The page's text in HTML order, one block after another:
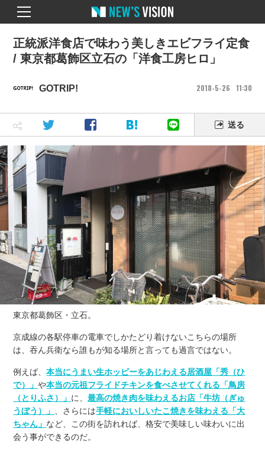
GOTRIP! 2018 5 26 11 30
正統派洋食店で味わう美しきエビフライ定食
/ 東京都葛飾区立石の「洋食工房ヒロ」
送る
東京都葛飾区・立石。
京成線の各駅停車の電車でしかたどり着けないこちらの場所
は、吞ん兵衛なら誰もが知る場所と言っても過言ではない。
例えば、本当にうまい生ホッピーをあじわえる居酒屋「秀（ひ
で）」や本当の元祖フライドチキンを食べさせてくれる「鳥房
（とりふさ）」 に、最高の焼き肉を味わえるお店「牛坊（ぎゅ
うぼう）」
、さらには手軽においしいたこ焼きを味わえる「大
ちゃん」 など、この街を訪れれば、格安で美味しい味わいに出
会う事ができるのだ。